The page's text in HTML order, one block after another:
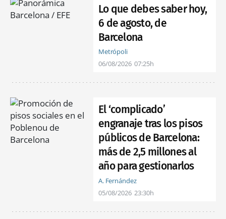
Lo que debes saber hoy,
6 de agosto, de
Barcelona
Metrópoli
06/08/2026 07:25h
El ‘complicado’
engranaje tras los pisos
públicos de Barcelona:
más de 2,5 millones al
año para gestionarlos
A. Fernández
05/08/2026 23:30h